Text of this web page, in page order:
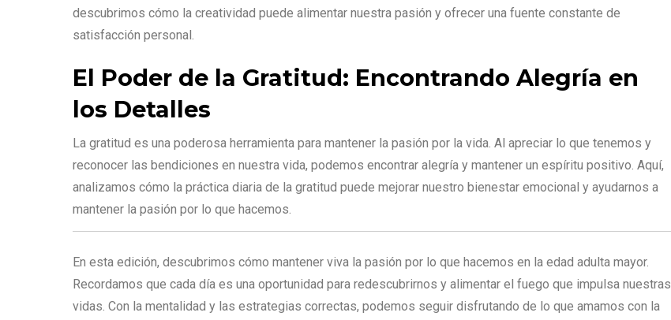
descubrimos cómo la creatividad puede alimentar nuestra pasión y ofrecer una fuente constante de
satisfacción personal.
El Poder de la Gratitud: Encontrando Alegría en
los Detalles
La gratitud es una poderosa herramienta para mantener la pasión por la vida. Al apreciar lo que tenemos y
reconocer las bendiciones en nuestra vida, podemos encontrar alegría y mantener un espíritu positivo. Aquí,
analizamos cómo la práctica diaria de la gratitud puede mejorar nuestro bienestar emocional y ayudarnos a
mantener la pasión por lo que hacemos.
En esta edición, descubrimos cómo mantener viva la pasión por lo que hacemos en la edad adulta mayor.
Recordamos que cada día es una oportunidad para redescubrirnos y alimentar el fuego que impulsa nuestras
vidas. Con la mentalidad y las estrategias correctas, podemos seguir disfrutando de lo que amamos con la